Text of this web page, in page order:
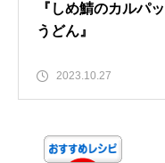
『しめ鯖のカルパ
うどん』
2023.10.27